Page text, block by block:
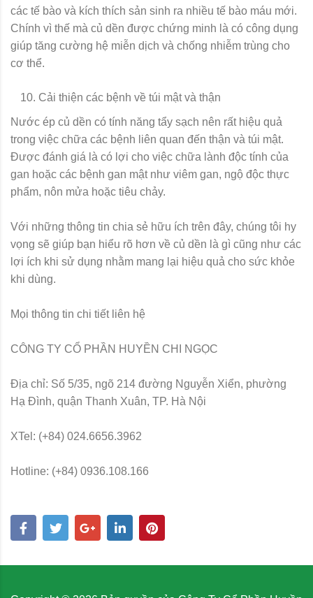
các tế bào và kích thích sản sinh ra nhiều tế bào máu mới.
Chính vì thế mà củ dền được chứng minh là có công dụng
giúp tăng cường hệ miễn dịch và chống nhiễm trùng cho
cơ thể.
Cải thiện các bệnh về túi mật và thận
Nước ép củ dền có tính năng tẩy sạch nên rất hiệu quả
trong việc chữa các bệnh liên quan đến thận và túi mật.
Được đánh giá là có lợi cho việc chữa lành độc tính của
gan hoặc các bệnh gan mật như viêm gan, ngộ độc thực
phẩm, nôn mửa hoặc tiêu chảy.
Với những thông tin chia sẻ hữu ích trên đây, chúng tôi hy
vọng sẽ giúp bạn hiểu rõ hơn về củ dền là gì cũng như các
lợi ích khi sử dụng nhằm mang lại hiệu quả cho sức khỏe
khi dùng.
Mọi thông tin chi tiết liên hệ
CÔNG TY CỔ PHẦN HUYỀN CHI NGỌC
Địa chỉ: Số 5/35, ngõ 214 đường Nguyễn Xiển, phường
Hạ Đình, quận Thanh Xuân, TP. Hà Nội
XTel: (+84) 024.6656.3962
Hotline: (+84) 0936.108.166